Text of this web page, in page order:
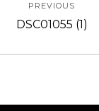
PREVIOUS
Previous
DSC01055 (1)